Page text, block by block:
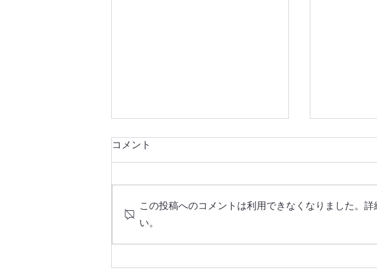
井県若狭町主催のトークセッ
会起業家
コメント
この投稿へのコメントは利用できなくなりました。
い。